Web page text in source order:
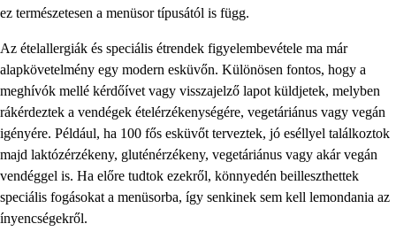
ez természetesen a menüsor típusától is függ.
Az ételallergiák és speciális étrendek figyelembevétele ma már
alapkövetelmény egy modern esküvőn. Különösen fontos, hogy a
meghívók mellé kérdőívet vagy visszajelző lapot küldjetek, melyben
rákérdeztek a vendégek ételérzékenységére, vegetáriánus vagy vegán
igényére. Például, ha 100 fős esküvőt terveztek, jó eséllyel találkoztok
majd laktózérzékeny, gluténérzékeny, vegetáriánus vagy akár vegán
vendéggel is. Ha előre tudtok ezekről, könnyedén beilleszthettek
speciális fogásokat a menüsorba, így senkinek sem kell lemondania az
ínyencségekről.